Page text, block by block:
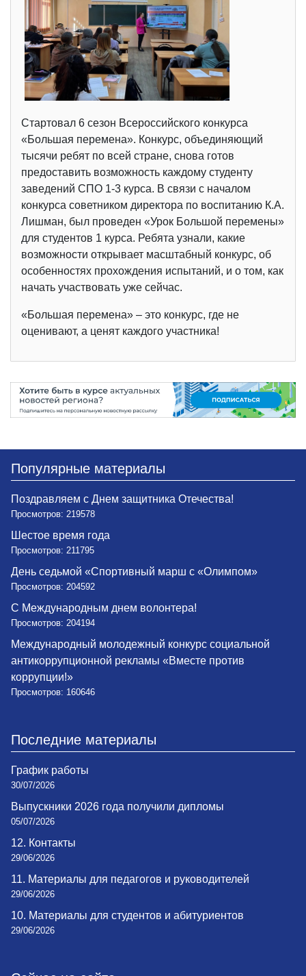
Стартовал 6 сезон Всероссийского конкурса
«Большая перемена». Конкурс, объединяющий
тысячи ребят по всей стране, снова готов
предоставить возможность каждому студенту
заведений СПО 1-3 курса. В связи с началом
конкурса советником директора по воспитанию К.А.
Лишман, был проведен «Урок Большой перемены»
для студентов 1 курса. Ребята узнали, какие
возможности открывает масштабный конкурс, об
особенностях прохождения испытаний, и о том, как
начать участвовать уже сейчас.
«Большая перемена» – это конкурс, где не
оценивают, а ценят каждого участника!
Популярные материалы
Поздравляем с Днем защитника Отечества!
Просмотров: 219578
Шестое время года
Просмотров: 211795
День седьмой «Спортивный марш с «Олимпом»
Просмотров: 204592
С Международным днем волонтера!
Просмотров: 204194
Международный молодежный конкурс социальной
антикоррупционной рекламы «Вместе против
коррупции!»
Просмотров: 160646
Последние материалы
График работы
30/07/2026
Выпускники 2026 года получили дипломы
05/07/2026
12. Контакты
29/06/2026
11. Материалы для педагогов и руководителей
29/06/2026
10. Материалы для студентов и абитуриентов
29/06/2026